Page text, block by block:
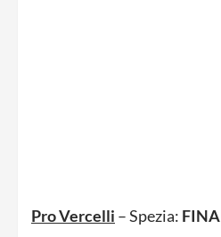
Pro Vercelli – Spezia: